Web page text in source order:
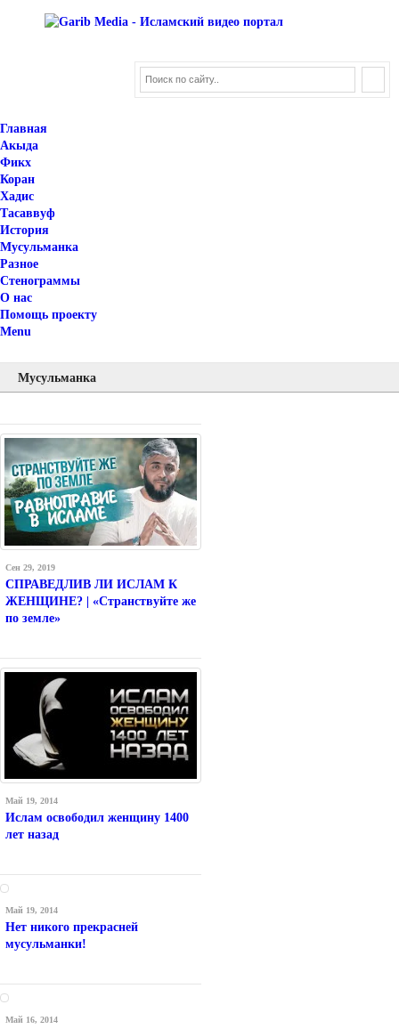
Главная
Акыда
Фикх
Коран
Хадис
Тасаввуф
История
Мусульманка
Разное
Стенограммы
О нас
Помощь проекту
Menu
Мусульманка
Сен 29, 2019
СПРАВЕДЛИВ ЛИ ИСЛАМ К
ЖЕНЩИНЕ? | «Странствуйте же
по земле»
Май 19, 2014
Ислам освободил женщину 1400
лет назад
Май 19, 2014
Нет никого прекрасней
мусульманки!
Май 16, 2014